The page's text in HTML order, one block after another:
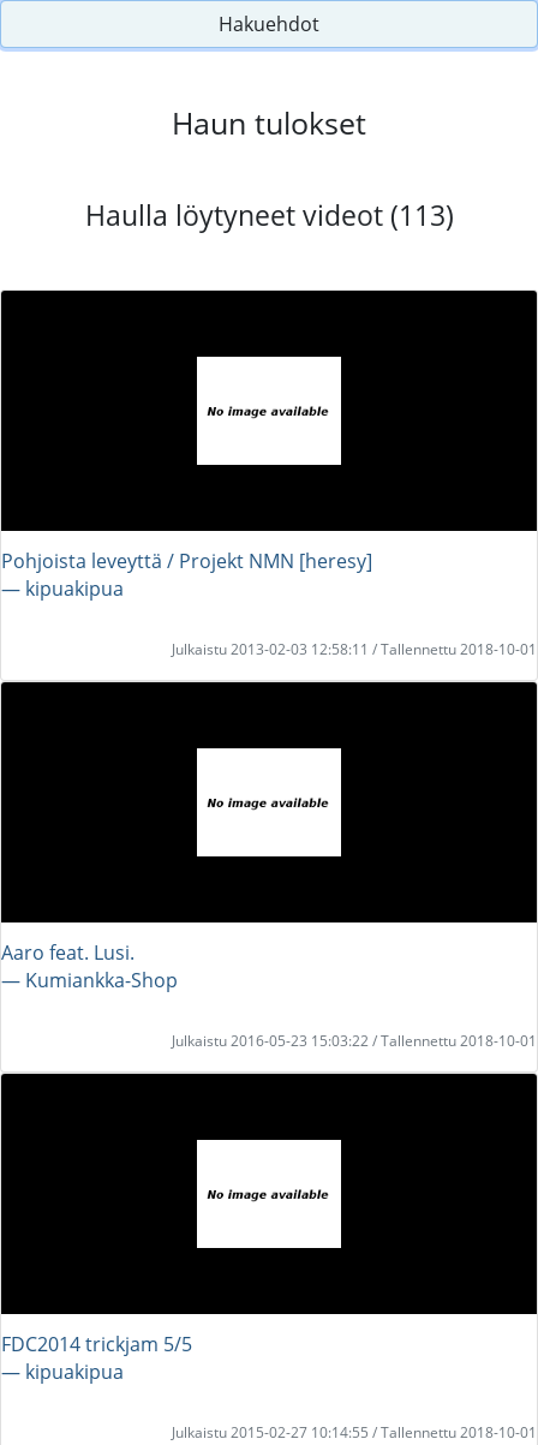
Hakuehdot
Haun tulokset
Haulla löytyneet videot (113)
Pohjoista leveyttä / Projekt NMN [heresy]
― kipuakipua
Julkaistu 2013-02-03 12:58:11 / Tallennettu 2018-10-01
Aaro feat. Lusi.
― Kumiankka-Shop
Julkaistu 2016-05-23 15:03:22 / Tallennettu 2018-10-01
FDC2014 trickjam 5/5
― kipuakipua
Julkaistu 2015-02-27 10:14:55 / Tallennettu 2018-10-01